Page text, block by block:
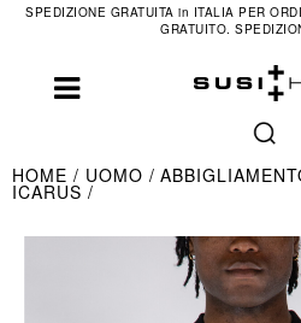
SPEDIZIONE GRATUITA in ITALIA PER
GRATUITO.
HOME UOMO
ICARUS